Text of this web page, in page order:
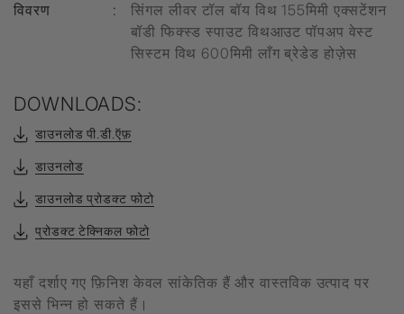
विवरण
:
सिंगल लीवर टॉल बॉय विथ 155मिमी एक्सटेंशन
बॉडी फिक्स्ड स्पाउट विथआउट पॉपअप वेस्ट
सिस्टम विथ 600मिमी लाँग ब्रेडेड होज़ेस
DOWNLOADS:
डाउनलोड पी.डी.ऍफ़
डाउनलोड
डाउनलोड प्रोडक्ट फोटो
प्रोडक्ट टेक्निकल फोटो
यहाँ दर्शाए गए फ़िनिश केवल सांकेतिक हैं और वास्तविक उत्पाद पर
इससे भिन्न हो सकते हैं।